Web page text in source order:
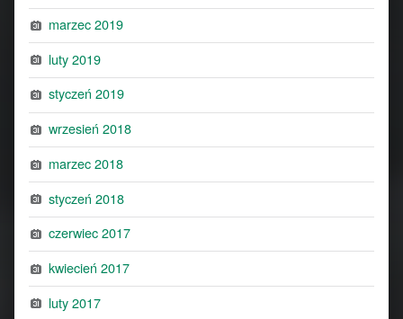
marzec 2019
luty 2019
styczeń 2019
wrzesień 2018
marzec 2018
styczeń 2018
czerwiec 2017
kwiecień 2017
luty 2017